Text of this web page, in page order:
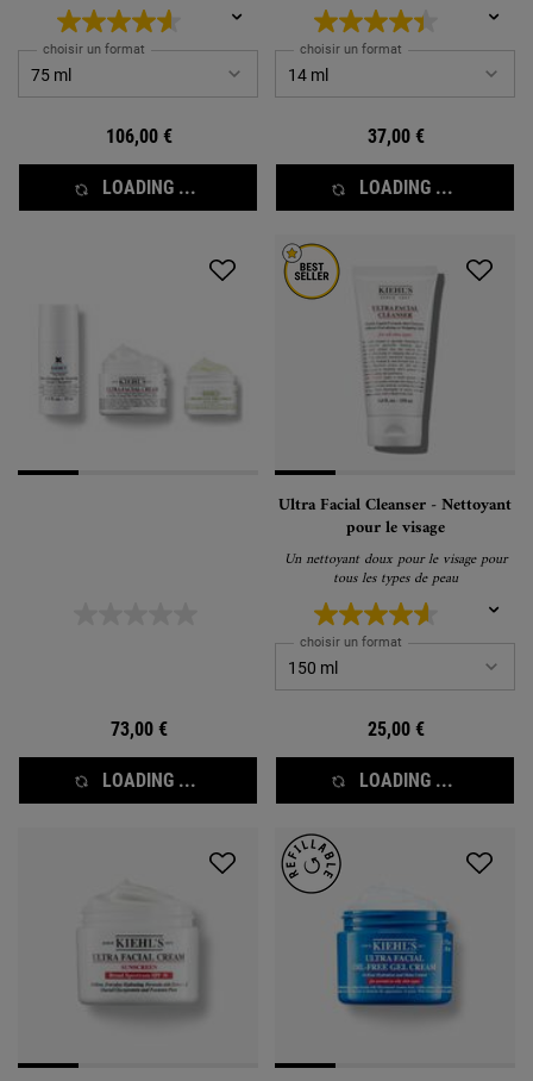
choisir un format
106,00 €
LOADING ...
choisir un format
37,00 €
LOADING ...
73,00 €
LOADING ...
Ultra Facial Cleanser - Nettoyant
pour le visage
Un nettoyant doux pour le visage pour
tous les types de peau
choisir un format
25,00 €
LOADING ...